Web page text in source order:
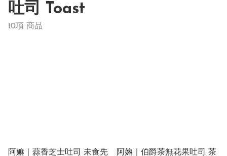
吐司 Toast
10項 商品
阿嫲｜蒜香芝士吐司 未食先
阿嫲｜伯爵茶無花果吐司 茶